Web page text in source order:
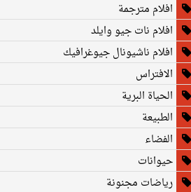
افلام مترجمة
افلام نات جيو وايلد
افلام ناشيونال جيوغرافيك
الافتراس
الحياة البرية
الطبيعة
الفضاء
حيوانات
رياضات مجنونة